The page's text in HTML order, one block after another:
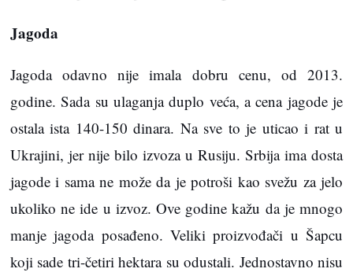
Jagoda
Jagoda odavno nije imala dobru cenu, od 2013.
godine. Sada su ulaganja duplo veća, a cena jagode je
ostala ista 140-150 dinara. Na sve to je uticao i rat u
Ukrajini, jer nije bilo izvoza u Rusiju. Srbija ima dosta
jagode i sama ne može da je potroši kao svežu za jelo
ukoliko ne ide u izvoz. Ove godine kažu da je mnogo
manje jagoda posađeno. Veliki proizvođači u Šapcu
koji sade tri-četiri hektara su odustali. Jednostavno nisu